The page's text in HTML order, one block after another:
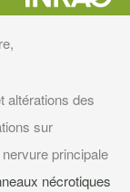
altérations des
sur
principale
nécrotiques